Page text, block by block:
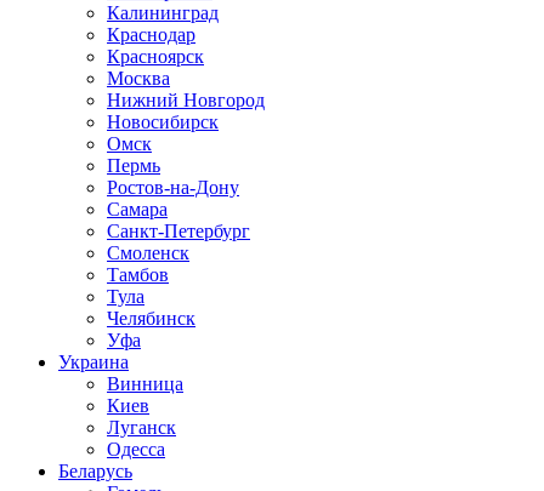
Калининград
Краснодар
Красноярск
Москва
Нижний Новгород
Новосибирск
Омск
Пермь
Ростов-на-Дону
Самара
Санкт-Петербург
Смоленск
Тамбов
Тула
Челябинск
Уфа
Украина
Винница
Киев
Луганск
Одесса
Беларусь